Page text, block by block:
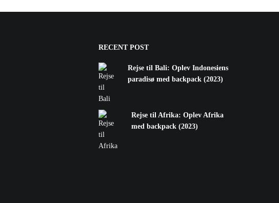
RECENT POST
Rejse til Bali: Oplev Indonesiens
paradisø med backpack (2023)
Rejse til Afrika: Oplev Afrika
med backpack (2023)